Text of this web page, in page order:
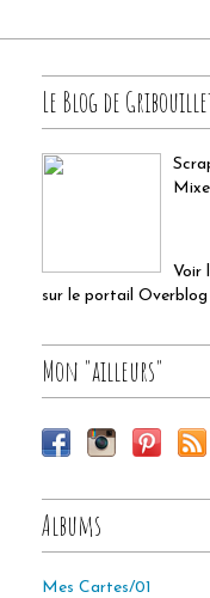
Le Blog de
Voir
sur le portail Overblog
Mon "ailleurs"
Albums
Mes Cartes/01